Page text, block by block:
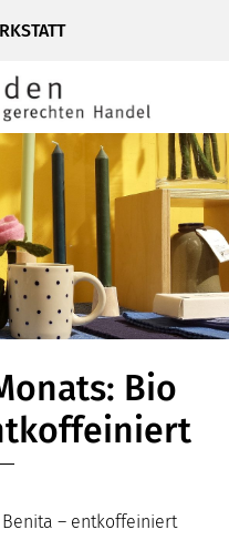
Bio
– entkoffeiniert